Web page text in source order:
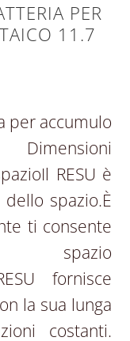
PER
11.7
per accumulo
RESU è
spazio.È
ti consente
spazio
fornisce
la sua lunga
costanti.